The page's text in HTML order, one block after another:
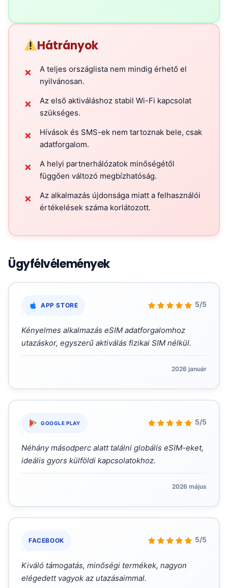
Hátrányok
✗
A teljes országlista nem mindig érhető el
nyilvánosan.
✗
Az első aktiváláshoz stabil Wi-Fi kapcsolat
szükséges.
✗
Hívások és SMS-ek nem tartoznak bele, csak
adatforgalom.
✗
A helyi partnerhálózatok minőségétől
függően változó megbízhatóság.
✗
Az alkalmazás újdonsága miatt a felhasználói
értékelések száma korlátozott.
Ügyfélvélemények
APP STORE 5/5
Kényelmes alkalmazás eSIM adatforgalomhoz
utazáskor, egyszerű aktiválás fizikai SIM nélkül.
2026 január
GOOGLE PLAY 5/5
„
Néhány másodperc alatt találni globális eSIM-eket,
ideális gyors külföldi kapcsolatokhoz.
2026 május
FACEBOOK 5/5
„
Kiváló támogatás, minőségi termékek, nagyon
elégedett vagyok az utazásaimmal.